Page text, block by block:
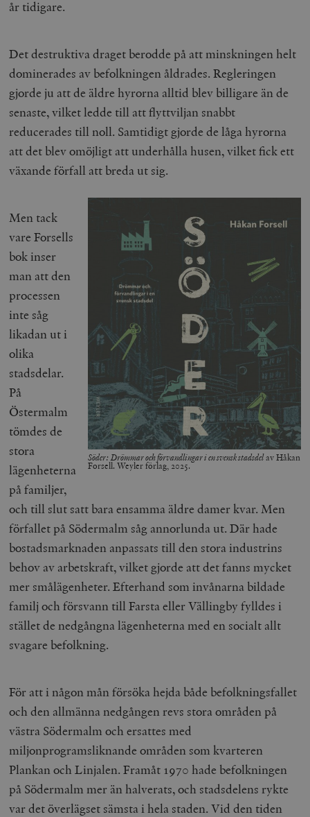
år tidigare.
Det destruktiva draget berodde på att minskningen helt
dominerades av befolkningen åldrades. Regleringen
gjorde ju att de äldre hyrorna alltid blev billigare än de
senaste, vilket ledde till att flyttviljan snabbt
reducerades till noll. Samtidigt gjorde de låga hyrorna
att det blev omöjligt att underhålla husen, vilket fick ett
växande förfall att breda ut sig.
Söder: Drömmar och förvandlingar i en svensk stadsdelav Håkan
Forsell. Weyler förlag, 2025.
Men tack
vare Forsells
bok inser
man att den
processen
inte såg
likadan ut i
olika
stadsdelar.
På
Östermalm
tömdes de
stora
lägenheterna
på familjer,
och till slut satt bara ensamma äldre damer kvar. Men
förfallet på Södermalm såg annorlunda ut. Där hade
bostadsmarknaden anpassats till den stora industrins
behov av arbetskraft, vilket gjorde att det fanns mycket
mer smålägenheter. Efterhand som invånarna bildade
familj och försvann till Farsta eller Vällingby fylldes i
stället de nedgångna lägenheterna med en socialt allt
svagare befolkning.
För att i någon mån försöka hejda både befolkningsfallet
och den allmänna nedgången revs stora områden på
västra Södermalm och ersattes med
miljonprogramsliknande områden som kvarteren
Plankan och Linjalen. Framåt 1970 hade befolkningen
på Södermalm mer än halverats, och stadsdelens rykte
var det överlägset sämsta i hela staden. Vid den tiden